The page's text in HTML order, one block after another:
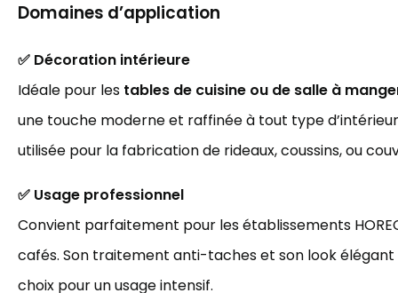
Domaines d’application
✅ Décoration intérieure
Idéale pour les tables de cuisine ou de salle à
une touche moderne et raffinée à tout type
utilisée pour la fabrication de rideaux, coussins, ou
✅ Usage professionnel
Convient parfaitement pour les établissements
cafés. Son traitement anti-taches et son look
choix pour un usage intensif.